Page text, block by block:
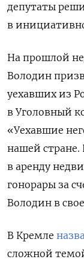
депутаты
в
На прошлой
Володин
уехавших из
в Уголовный
«Уехавшие
нашей стране.
в аренду
гонорары за
Володин в
В Кремле
сложной